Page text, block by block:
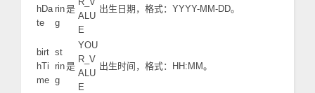
hDa
te
rin
g
是
ALU
E
出生日期，格式：YYYY-MM-DD。
birt
hTi
me
st
rin
g
是
YOU
R_V
ALU
E
出生时间，格式：HH:MM。